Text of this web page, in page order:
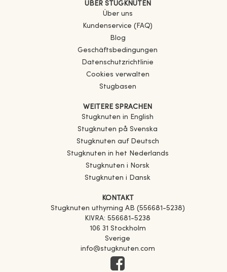
ÜBER STUGKNUTEN
Über uns
Kundenservice (FAQ)
Blog
Geschäftsbedingungen
Datenschutzrichtlinie
Cookies verwalten
Stugbasen
WEITERE SPRACHEN
Stugknuten in English
Stugknuten på Svenska
Stugknuten auf Deutsch
Stugknuten in het Nederlands
Stugknuten i Norsk
Stugknuten i Dansk
KONTAKT
Stugknuten uthyrning AB (556681-5238)
KIVRA: 556681-5238
106 31 Stockholm
Sverige
info@stugknuten.com